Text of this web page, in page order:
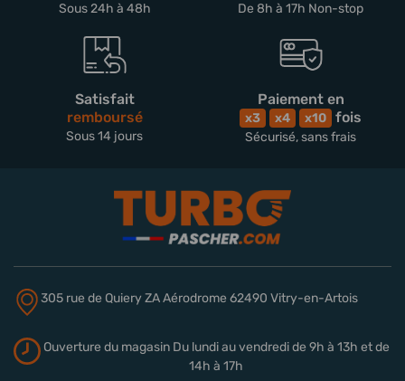
Sous 24h à 48h De 8h à 17h Non-stop
Satisfait
remboursé
Sous 14 jours
Paiement en
x3 x4 x10 fois
Sécurisé, sans frais
305 rue de QuieryZA Aérodrome 62490 Vitry-en-Artois
Ouverture du magasinDu lundi au vendredi de 9h à 13h et de
14h à 17h